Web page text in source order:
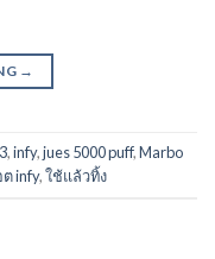
→
,infy,jues 5000 puff,Marbo
infy,ใช้แล้วทิ้ง